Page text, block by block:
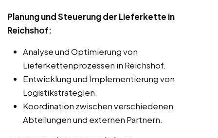
Planung und Steuerung der Lieferkette in
Reichshof:
Analyse und Optimierung von
Lieferkettenprozessen in Reichshof.
Entwicklung und Implementierung von
Logistikstrategien.
Koordination zwischen verschiedenen
Abteilungen und externen Partnern.